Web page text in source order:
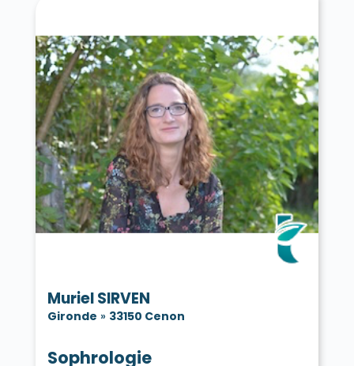
Muriel SIRVEN
Gironde » 33150 Cenon
Sophrologie